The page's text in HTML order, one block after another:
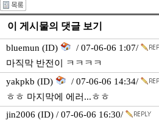
이 게시물의 댓글 보기
bluemun (ID)
/ 07-06-06 1:07/
마직막 반전이 ㅋㅋㅋㅋ
yakpkb (ID)
/ 07-06-06 14:34/
ㅎㅎ 마지막에 에러...ㅎㅎ
jin2006 (ID) / 07-06-06 16:30/